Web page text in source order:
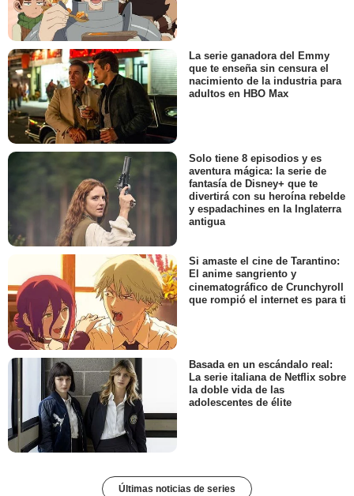
La serie ganadora del Emmy
que te enseña sin censura el
nacimiento de la industria para
adultos en HBO Max
Solo tiene 8 episodios y es
aventura mágica: la serie de
fantasía de Disney+ que te
divertirá con su heroína rebelde
y espadachines en la Inglaterra
antigua
Si amaste el cine de Tarantino:
El anime sangriento y
cinematográfico de Crunchyroll
que rompió el internet es para ti
Basada en un escándalo real:
La serie italiana de Netflix sobre
la doble vida de las
adolescentes de élite
Últimas noticias de series